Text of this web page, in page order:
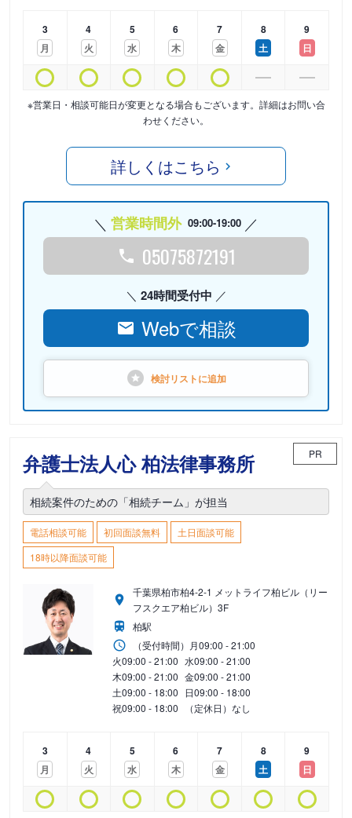
3
月
4
火
5
水
6
木
7
金
8
土
9
日
※営業日・相談可能日が変更となる場合もございます。詳細はお問い合
わせください。
詳しくはこちら
営業時間外 09:00-19:00
05075872191
24時間受付中
Webで相談
検討リストに追加
弁護士法人心 柏法律事務所 PR
相続案件のための「相続チーム」が担当
電話相談可能 初回面談無料
土日面談可能
18時以降面談可能
千葉県柏市柏4-2-1 メットライフ柏ビル（リー
フスクエア柏ビル）3F
柏駅
（受付時間） 月09:00 - 21:00
火09:00 - 21:00 水09:00 - 21:00
木09:00 - 21:00 金09:00 - 21:00
土09:00 - 18:00 日09:00 - 18:00
祝09:00 - 18:00 （定休日）なし
3
月
4
火
5
水
6
木
7
金
8
土
9
日